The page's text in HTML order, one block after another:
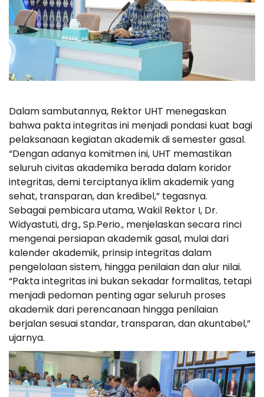
Dalam sambutannya, Rektor UHT menegaskan
bahwa pakta integritas ini menjadi pondasi kuat bagi
pelaksanaan kegiatan akademik di semester gasal.
“Dengan adanya komitmen ini, UHT memastikan
seluruh civitas akademika berada dalam koridor
integritas, demi terciptanya iklim akademik yang
sehat, transparan, dan kredibel,” tegasnya.
Sebagai pembicara utama, Wakil Rektor I, Dr.
Widyastuti, drg., Sp.Perio., menjelaskan secara rinci
mengenai persiapan akademik gasal, mulai dari
kalender akademik, prinsip integritas dalam
pengelolaan sistem, hingga penilaian dan alur nilai.
“Pakta integritas ini bukan sekadar formalitas, tetapi
menjadi pedoman penting agar seluruh proses
akademik dari perencanaan hingga penilaian
berjalan sesuai standar, transparan, dan akuntabel,”
ujarnya.